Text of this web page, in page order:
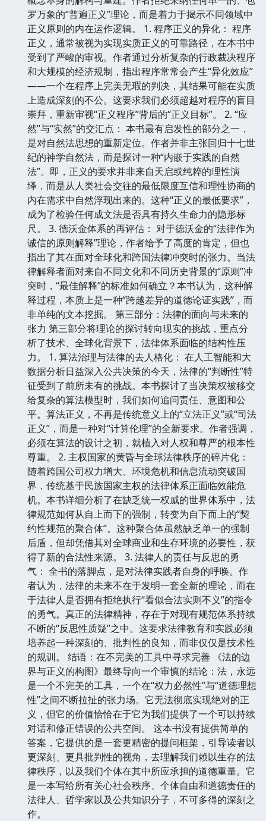
罗万象的“普遍正义”理论，而是着力于揭示不同领域中
正义原则的内在运作逻辑。 1. 程序正义的异化： 程序
正义，通常被视为实现实质正义的可靠路径，在本书中
受到了严峻的审视。作者通过分析复杂的行政裁决程序
和大规模的经济规制，指出程序常常会产生“异化效应”
——一个在程序上完美无瑕的判决，其结果可能在实质
上造成深刻的不公。这要求我们必须超越对程序的盲目
崇拜，重新审视“正义程序”背后的“正义目标”。 2. “应
然”与“实然”的交汇点： 本书最有启发性的部分之一，
是对自然法思想的重新定位。作者并非主张回归十七世
纪的神学自然法，而是探讨一种“内嵌于实践的自然
法”。即，正义的要求并非来自天启或纯粹的理性演
绎，而是从人类社会交往的最低限度互信和理性协商的
内在需求中自然浮现出来的。这种“正义的最低要求”，
成为了检验任何成文法是否具有持久生命力的隐形标
尺。 3. 德沃金体系的再评估： 对于德沃金的“法律作为
诚信的原则解释”理论，作者给予了高度的肯定，但也
指出了其在面对全球化和跨国法律冲突时的张力。当法
律解释者面对来自不同文化和不同历史背景的“原则”冲
突时，“最佳解释”的标准如何确立？本书认为，这种解
释过程，本质上是一种“跨越差异的道德论证实践”，而
非单纯的文本挖掘。 第三部分：法律的面向与未来的
张力 第三部分将理论的探讨转向现实的挑战，重点分
析了技术、全球化背景下，法律体系面临的结构性压
力。 1. 算法治理与法律的去人格化： 在人工智能和大
数据分析日益深入公共决策的今天，法律的“判断性”特
征受到了前所未有的挑战。本书探讨了当决策权被移交
给复杂的算法模型时，我们如何追问责任、意图和公
平。算法正义，不再是传统意义上的“立法正义”或“司法
正义”，而是一种对“计算伦理”的全新要求。作者强调，
必须在算法的设计之初，就植入对人权和尊严的根本性
尊重。 2. 主权国家的黄昏与全球法律秩序的碎片化：
随着跨国公司权力增大、环境危机和信息流动突破国
界，传统基于民族国家主权的法律体系正面临效能危
机。本书详细分析了在缺乏统一权威的世界体系中，法
律规范如何从自上而下的强制，转变为自下而上的“契
约性规范的聚合体”。这种聚合体虽然缺乏单一的强制
后盾，但却凭借其对全球商业和生存环境的必要性，获
得了新的合法性来源。 3. 法律人的责任与反思的勇
气： 全书的落脚点，是对法律实践者自身的呼唤。作
者认为，法律的未来不在于发明一套全新的理论，而在
于法律人是否拥有拒绝执行“看似合法实则不义”的指令
的勇气。真正的法律精神，存在于对现有规范体系持续
不断的“反思性质疑”之中。这要求法律教育和实践必须
培养起一种深刻的、批判性的良知，而非仅仅是技术性
的规训。 结语：在不完美的工具中寻求完善 《法的边
界与正义的构图》最终导向一个审慎的结论：法，永远
是一个不完美的工具，一个在“权力必然性”与“道德理想
性”之间不断拉扯的张力场。它无法彻底实现绝对的正
义，但它的价值恰恰在于它为我们提供了一个可以持续
对话和修正错误的公共空间。 这本书没有提供简单的
答案，它提供的是一套更精密的提问框架，引导读者以
更深刻、更具批判性的视角，去理解我们赖以生存的法
律秩序，以及我们个体在其中所应承担的道德重量。它
是一本写给所有关心社会秩序、个体自由和道德责任的
法律人、哲学家以及公共知识分子，不可多得的深刻之
作。